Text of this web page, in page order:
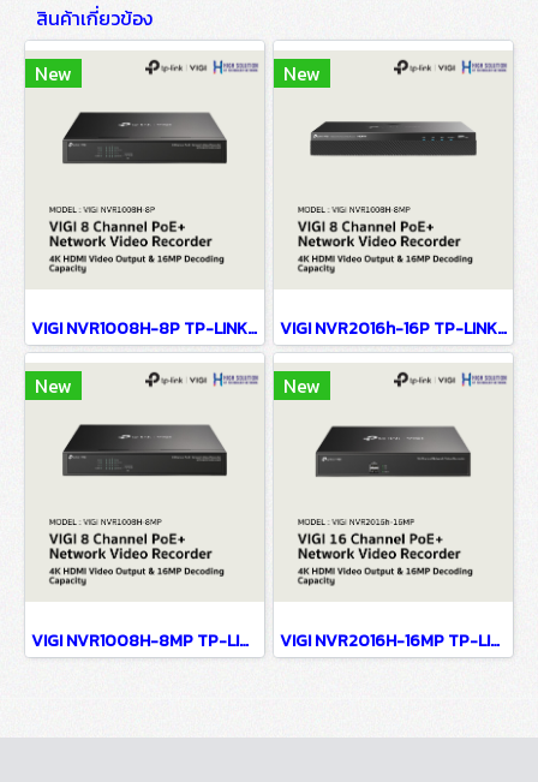
สินค้าเกี่ยวข้อง
New
VIGI NVR1008H-8P TP-LINK VIGI 8 Channel PoE+ Network Video Recorder Network Camera
New
VIGI NVR2016h-16P TP-LINK VIGI 16 Channel PoE+ Network Video Recorder Network Camera
New
VIGI NVR1008H-8MP TP-LINK VIGI 8 Channel PoE+ Network Video Recorder Network Camera
New
VIGI NVR2016H-16MP TP-LINK VIGI 16 Channel PoE+ Network Video Recorder Network Camera